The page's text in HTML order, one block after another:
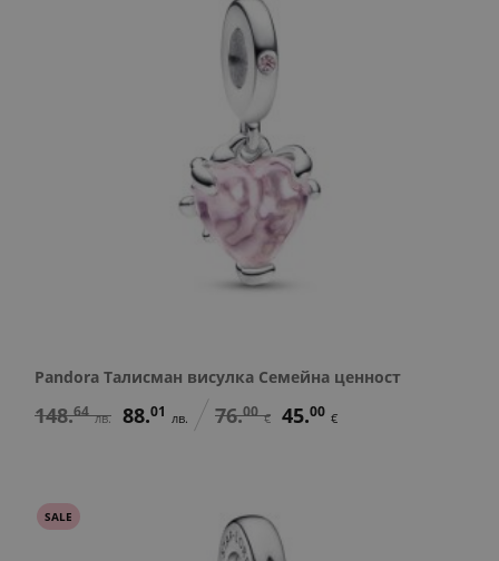
Pandora Талисман висулка Семейна ценност
148.64 лв. 88.01 лв. 76.00 € 45.00 €
SALE